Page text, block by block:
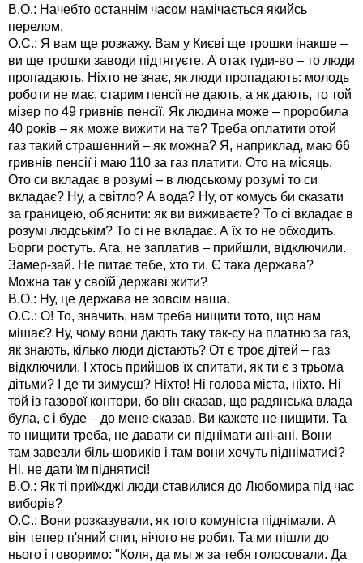
В.О.: Начебто останнім часом намічається якийсь
перелом.
О.С.: Я вам ще розкажу. Вам у Києві ще трошки інакше –
ви ще трошки заводи підтягуєте. А отак туди-во – то люди
пропадають. Ніхто не знає, як люди пропадають: молодь
роботи не має, старим пенсії не дають, а як дають, то той
мізер по 49 гривнів пенсії. Як людина може – проробила
40 років – як може вижити на те? Треба оплатити отой
газ такий страшенний – як можна? Я, наприклад, маю 66
гривнів пенсії і маю 110 за газ платити. Ото на місяць.
Ото си вкладає в розумі – в людському розумі то си
вкладає? Ну, а світло? А вода? Ну, от комусь би сказати
за границею, об'яснити: як ви виживаєте? То сі вкладає в
розумі людськім? То сі не вкладає. А їх то не обходить.
Борги ростуть. Ага, не заплатив – прийшли, відключили.
Замер-зай. Не питає тебе, хто ти. Є така держава?
Можна так у своїй державі жити?
В.О.: Ну, це держава не зовсім наша.
О.С.: О! То, значить, нам треба нищити тото, що нам
мішає? Ну, чому вони дають таку так-су на платню за газ,
як знають, кілько люди дістають? От є троє дітей – газ
відключили. І хтось прийшов їх спитати, як ти є з трьома
дітьми? І де ти зимуєш? Ніхто! Ні голова міста, ніхто. Ні
той із газової контори, бо він сказав, що радянська влада
була, є і буде – до мене сказав. Ви кажете не нищити. Та
то нищити треба, не давати си піднімати ані-ані. Вони
там завезли біль-шовиків і там вони хочуть підніматисі?
Ні, не дати їм піднятисі!
В.О.: Як ті приїжджі люди ставилися до Любомира під час
виборів?
О.С.: Вони розказували, як того комуніста піднімали. А
він тепер п'яний спит, нічого не робит. Та ми пішли до
нього і говоримо: "Коля, да мы ж за тебя голосовали. Да